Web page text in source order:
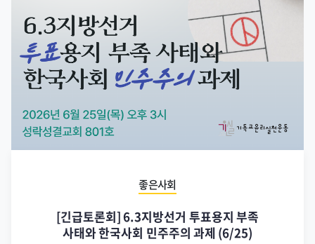
좋은사회
[긴급토론회] 6.3지방선거 투표용지 부족
사태와 한국사회 민주주의 과제 (6/25)